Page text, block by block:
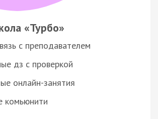
«Турбо»
с преподавателем
дз с проверкой
онлайн-занятия
комьюнити